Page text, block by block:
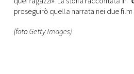
proseguirò quella narrata nei due
(foto Getty Images)